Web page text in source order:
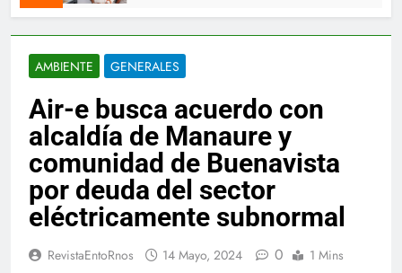
AMBIENTE GENERALES
Air-e busca acuerdo con
alcaldía de Manaure y
comunidad de Buenavista
por deuda del sector
eléctricamente subnormal
RevistaEntoRnos 14 Mayo, 2024 0 1 Mins